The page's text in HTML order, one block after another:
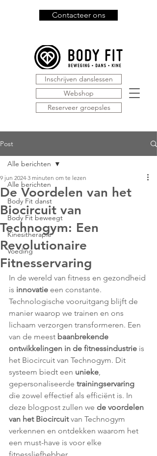
Inschrijven danslessen
Webshop
Reserveer groepsles
Contacteer ons
Post
Alle berichten
Body Fit danst
Body Fit beweegt
Kinesitherapie
Voeding
Alle berichten
De Voordelen van het
Biocircuit van
Technogym: Een
Revolutionaire
Fitnesservaring
9 jun 2024 3 minuten om te lezen
In de wereld van fitness en gezondheid
is innovatie een constante.
Technologische vooruitgang blijft de
manier waarop we trainen en ons
lichaam verzorgen transformeren. Een
van de meest baanbrekende
ontwikkelingen in de fitnessindustrie is
het Biocircuit van Technogym. Dit
systeem biedt een unieke,
gepersonaliseerde trainingservaring
die zowel effectief als efficiënt is. In
deze blogpost zullen we de voordelen
van het Biocircuit van Technogym
verkennen en ontdekken waarom het
een must-have is voor elke